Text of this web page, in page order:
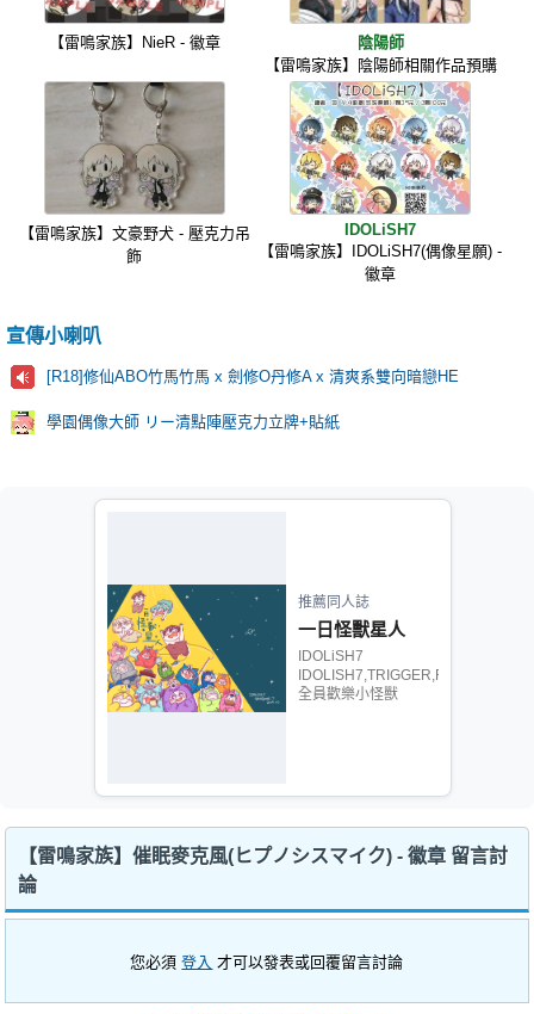
【雷鳴家族】NieR - 徽章
陰陽師
【雷鳴家族】陰陽師相關作品預購
【雷鳴家族】文豪野犬 - 壓克力吊
飾
IDOLiSH7
【雷鳴家族】IDOLiSH7(偶像星願) -
徽章
宣傳小喇叭
[R18]修仙ABO竹馬竹馬 x 劍修O丹修A x 清爽系雙向暗戀HE
學園偶像大師 リー清點陣壓克力立牌+貼紙
推薦同人誌
一日怪獸星人
IDOLiSH7
IDOLISH7,TRIGGER,Re:vale,ZOOL,
全員歡樂小怪獸
【雷鳴家族】催眠麥克風(ヒプノシスマイク) - 徽章 留言討
論
您必須登入 才可以發表或回覆留言討論